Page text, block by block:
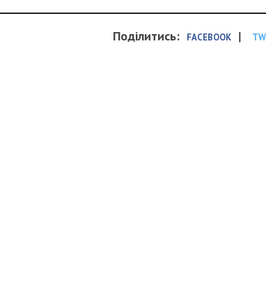
Поділитись: FACEBOOK |